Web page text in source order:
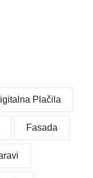
Plačila
Fasada